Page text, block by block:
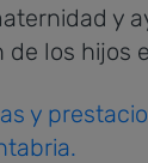
y
los hijos
y